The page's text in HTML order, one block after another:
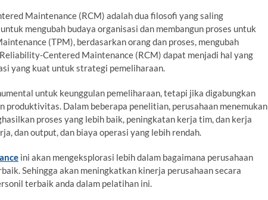
Maintenance (RCM) adalah dua filosofi yang saling
mengubah budaya organisasi dan membangun proses untuk
(TPM), berdasarkan orang dan proses, mengubah
Centered Maintenance (RCM) dapat menjadi hal yang
yang kuat untuk strategi pemeliharaan.
untuk keunggulan pemeliharaan, tetapi jika digabungkan
Dalam beberapa penelitian, perusahaan menemukan
proses yang lebih baik, peningkatan kerja tim, dan kerja
dan output, dan biaya operasi yang lebih rendah.
ini akan mengeksplorasi lebih dalam bagaimana perusahaan
Sehingga akan meningkatkan kinerja perusahaan secara
terbaik anda dalam pelatihan ini.